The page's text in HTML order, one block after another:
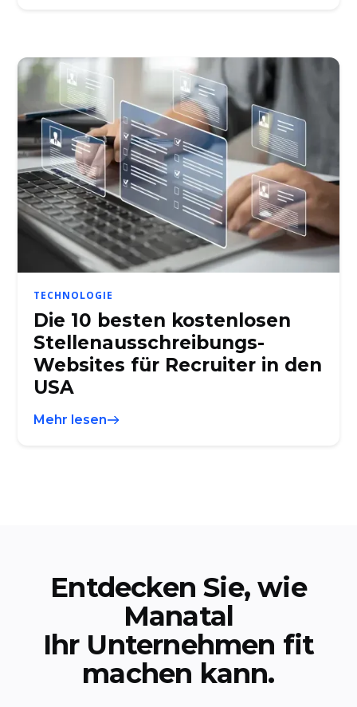
TECHNOLOGIE
Die 10 besten kostenlosen
Stellenausschreibungs-
Websites für Recruiter in den
USA
Mehr lesen
Entdecken Sie, wie
Manatal
Ihr Unternehmen fit
machen kann.